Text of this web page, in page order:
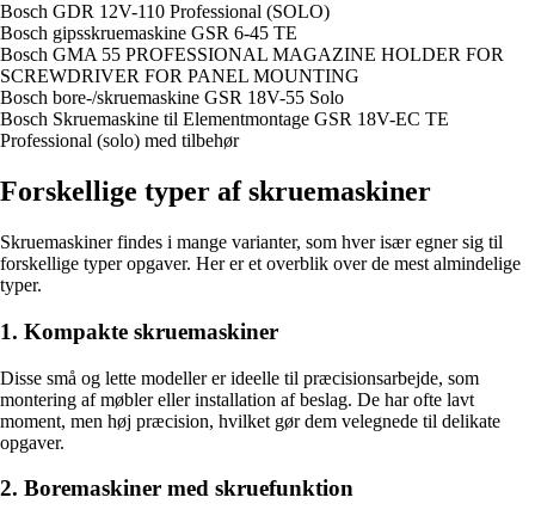
Bosch GDR 12V-110 Professional (SOLO)
Bosch gipsskruemaskine GSR 6-45 TE
Bosch GMA 55 PROFESSIONAL MAGAZINE HOLDER FOR
SCREWDRIVER FOR PANEL MOUNTING
Bosch bore-/skruemaskine GSR 18V-55 Solo
Bosch Skruemaskine til Elementmontage GSR 18V-EC TE
Professional (solo) med tilbehør
Forskellige typer af skruemaskiner
Skruemaskiner findes i mange varianter, som hver især egner sig til
forskellige typer opgaver. Her er et overblik over de mest almindelige
typer.
1. Kompakte skruemaskiner
Disse små og lette modeller er ideelle til præcisionsarbejde, som
montering af møbler eller installation af beslag. De har ofte lavt
moment, men høj præcision, hvilket gør dem velegnede til delikate
opgaver.
2. Boremaskiner med skruefunktion